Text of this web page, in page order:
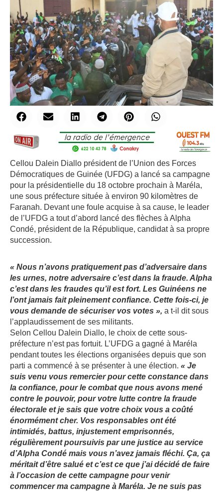
Cellou Dalein Diallo président de l’Union des Forces
Démocratiques de Guinée (UFDG) a lancé sa campagne
pour la présidentielle du 18 octobre prochain à Maréla,
une sous préfecture située à environ 90 kilomètres de
Faranah. Devant une foule acquise à sa cause, le leader
de l’UFDG a tout d’abord lancé des flèches à Alpha
Condé, président de la République, candidat à sa propre
succession.
« Nous n’avons pratiquement pas d’adversaire dans
les urnes, notre adversaire c’est dans la fraude. Alpha
c’est dans les fraudes qu’il est fort. Les Guinéens ne
l’ont jamais fait pleinement confiance. Cette fois-ci, je
vous demande de sécuriser vos votes », a t-il dit sous
l’applaudissement de ses militants.
Selon Cellou Dalein Diallo, le choix de cette sous-
préfecture n’est pas fortuit. L’UFDG a gagné à Maréla
pendant toutes les élections organisées depuis que son
parti a commencé à se présenter à une élection. « Je
suis venu vous remercier pour cette constance dans
la confiance, pour le combat que nous avons mené
contre le pouvoir, pour votre lutte contre la fraude
électorale et je sais que votre choix vous a coûté
énormément cher. Vos responsables ont été
intimidés, battus, injustement emprisonnés,
régulièrement poursuivis par une justice au service
d’Alpha Condé mais vous n’avez jamais fléchi. Ça, ça
méritait d’être salué et c’est ce que j’ai décidé de faire
à l’occasion de cette campagne pour venir
commencer ma campagne à Maréla. Je ne suis pas